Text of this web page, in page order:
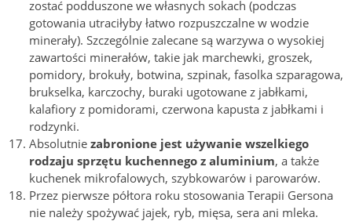
zostać podduszone we własnych sokach (podczas
gotowania utraciłyby łatwo rozpuszczalne w wodzie
minerały). Szczególnie zalecane są warzywa o wysokiej
zawartości minerałów, takie jak marchewki, groszek,
pomidory, brokuły, botwina, szpinak, fasolka szparagowa,
brukselka, karczochy, buraki ugotowane z jabłkami,
kalafiory z pomidorami, czerwona kapusta z jabłkami i
rodzynki.
Absolutniezabronione jest używanie wszelkiego
rodzaju sprzętu kuchennego z aluminium, a także
kuchenek mikrofalowych, szybkowarów i parowarów.
Przez pierwsze półtora roku stosowania Terapii Gersona
nie należy spożywać jajek, ryb, mięsa, sera ani mleka.